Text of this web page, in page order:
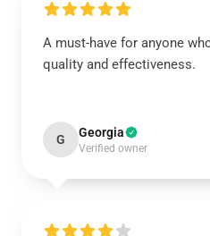
A must-have for anyone
quality and effectiveness.
G Georgia
Verified owner